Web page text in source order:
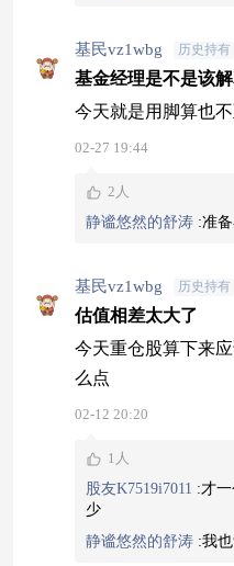
基民vz1wbg 历史持有
基金经理是不是该
今天就是用脚算也
02-27 19:44
2人
静谧悠然的舒涛 :准
基民vz1wbg 历史持有
估值相差太大了
今天重仓股算下来
么点
02-12 20:20
1人
股友K7519i7011 :才
少
静谧悠然的舒涛 :我